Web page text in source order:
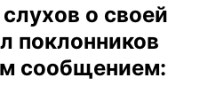
о своей
поклонников
сообщением: